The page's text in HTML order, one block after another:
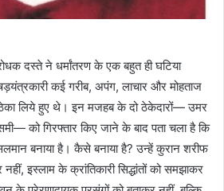
दस्ते ने धर्मांतरण के एक बहुत ही घटिया
कई गरीब, अपंग, लाचार और मोहताज
लिये हुए थे। इन मजहब के दो ठेकेदारों— उमर
को गिरफ्तार किए जाने के बाद पता चला है कि
बनाया है। कैसे बनाया है? उन्हें कुरान शरीफ
इस्लाम के क्रांतिकारी सिद्धांतों को समझाकर